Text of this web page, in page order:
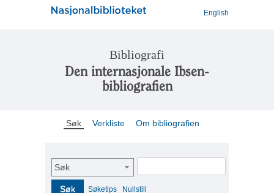
English
Bibliografi
Den internasjonale Ibsen-
bibliografien
Søk Verkliste Om bibliografien
Søk
Søk Søketips Nullstill